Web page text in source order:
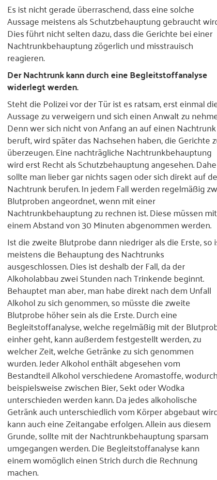
Es ist nicht gerade überraschend, dass eine solche
Aussage meistens als Schutzbehauptung gebraucht
Dies führt nicht selten dazu, dass die Gerichte bei einer
Nachtrunkbehauptung zögerlich und misstrauisch
reagieren.
Der Nachtrunk kann durch eine Begleitstoffanalyse
widerlegt werden.
Steht die Polizei vor der Tür ist es ratsam, erst einmal
Aussage zu verweigern und sich einen Anwalt zu
Denn wer sich nicht von Anfang an auf einen Nachtrunk
beruft, wird später das Nachsehen haben, die Gerichte
überzeugen. Eine nachträgliche Nachtrunkbehauptung
wird erst Recht als Schutzbehauptung angesehen.
sollte man lieber gar nichts sagen oder sich direkt auf
Nachtrunk berufen. In jedem Fall werden regelmäßig
Blutproben angeordnet, wenn mit einer
Nachtrunkbehauptung zu rechnen ist. Diese müssen mit
einem Abstand von 30 Minuten abgenommen werden.
Ist die zweite Blutprobe dann niedriger als die Erste, so
meistens die Behauptung des Nachtrunks
ausgeschlossen. Dies ist deshalb der Fall, da der
Alkoholabbau zwei Stunden nach Trinkende beginnt.
Behauptet man aber, man habe direkt nach dem Unfall
Alkohol zu sich genommen, so müsste die zweite
Blutprobe höher sein als die Erste. Durch eine
Begleitstoffanalyse, welche regelmäßig mit der
einher geht, kann außerdem festgestellt werden, zu
welcher Zeit, welche Getränke zu sich genommen
wurden. Jeder Alkohol enthält abgesehen vom
Bestandteil Alkohol verschiedene Aromastoffe,
beispielsweise zwischen Bier, Sekt oder Wodka
unterschieden werden kann. Da jedes alkoholische
Getränk auch unterschiedlich vom Körper abgebaut
kann auch eine Zeitangabe erfolgen. Allein aus diesem
Grunde, sollte mit der Nachtrunkbehauptung sparsam
umgegangen werden. Die Begleitstoffanalyse kann
einem womöglich einen Strich durch die Rechnung
machen.